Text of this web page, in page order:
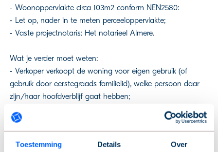
Toestemming Details Over
- Woonoppervlakte circa 103m2 conform NEN2580:
- Let op, nader in te meten perceeloppervlakte;
- Vaste projectnotaris: Het notarieel Almere.
Wat je verder moet weten:
- Verkoper verkoopt de woning voor eigen gebruik (of
gebruik door eerstegraads familielid), welke persoon daar
zijn/haar hoofdverblijf gaat hebben;
- Verkoper verkoopt met anti-speculatiebeding (niet
verhuren noch verkopen gedurende een periode van 02
jaar);
- Het betreft een voormalige huurwoning van de